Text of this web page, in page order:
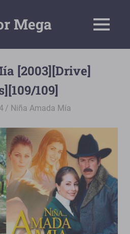
Mega MENÚ
[2003][Drive]
109]
Niña Amada Mía